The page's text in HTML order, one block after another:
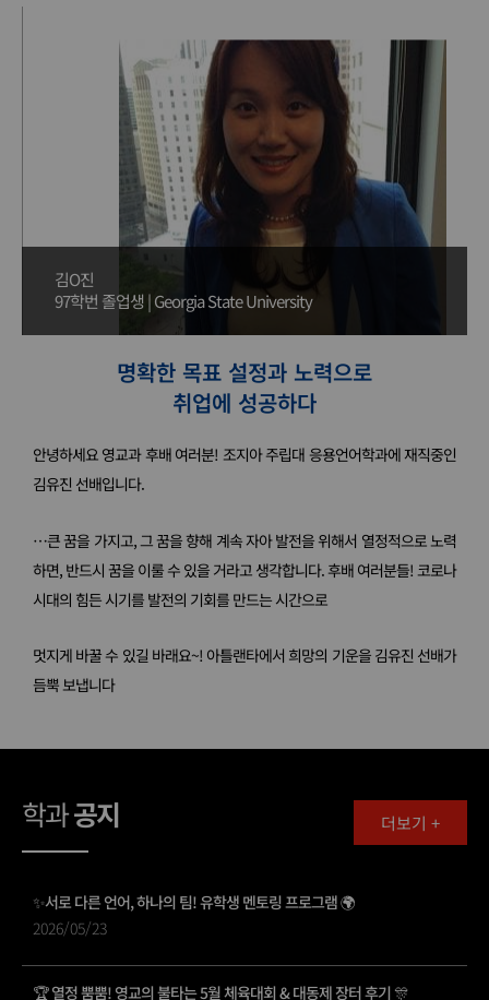
김O진
97학번 졸업생 | Georgia State University
명확한 목표 설정과 노력으로
취업에 성공하다
안녕하세요 영교과 후배 여러분! 조지아 주립대 응용언어학과에 재직중인
김유진 선배입니다.
…큰 꿈을 가지고, 그 꿈을 향해 계속 자아 발전을 위해서 열정적으로 노력
하면, 반드시 꿈을 이룰 수 있을 거라고 생각합니다. 후배 여러분들! 코로나
시대의 힘든 시기를 발전의 기회를 만드는 시간으로
멋지게 바꿀 수 있길 바래요~! 아틀랜타에서 희망의 기운을 김유진 선배가
듬뿍 보냅니다
학과공지 더보기 +
✨서로 다른 언어, 하나의 팀! 유학생 멘토링 프로그램 🌍
2026/05/23
🏆 열정 뿜뿜! 영교의 불타는 5월 체육대회 & 대동제 장터 후기 🎊